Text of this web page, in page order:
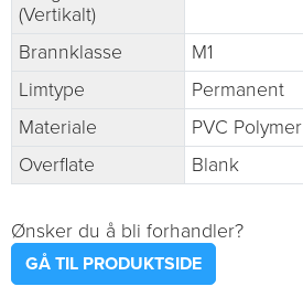
(Vertikalt)
Brannklasse
M1
Limtype
Permanent
Materiale
PVC Polymer
Overflate
Blank
Ønsker du å bli forhandler?
GÅ TIL PRODUKTSIDE